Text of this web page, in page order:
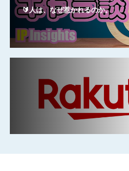
🔰人は、なぜ惹かれるのか。